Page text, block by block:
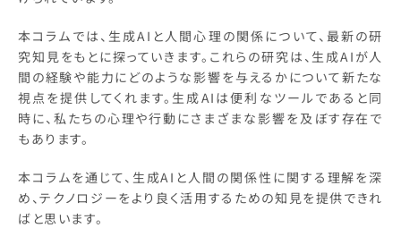
本コラムでは、生成AIと人間心理の関係について、最新の研
究知見をもとに探っていきます。これらの研究は、生成AIが人
間の経験や能力にどのような影響を与えるかについて新たな
視点を提供してくれます。生成AIは便利なツールであると同
時に、私たちの心理や行動にさまざまな影響を及ぼす存在で
もあります。
本コラムを通じて、生成AIと人間の関係性に関する理解を深
め、テクノロジーをより良く活用するための知見を提供できれ
ばと思います。